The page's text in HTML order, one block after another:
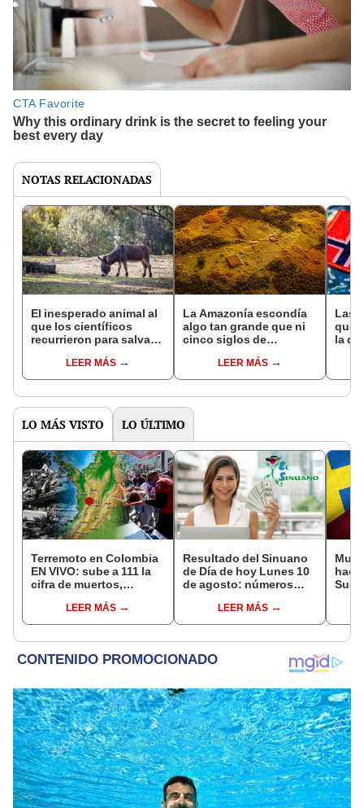
NOTAS RELACIONADAS
El inesperado animal al
que los científicos
recurrieron para salvar
reintroducción de un
asno salvaje está
en un paisaje con más
vida
LEER MÁS
La Amazonía escondía
algo tan grande que ni
cinco siglos de
encontrarlo: el hallazgo
podría cambiar todo lo
pasado
LEER MÁS
Las
que
la de
LO MÁS VISTO LO ÚLTIMO
Terremoto en Colombia
EN VIVO: sube a 111 la
cifra de muertos,
medidas de Abelardo de
la Espriella
LEER MÁS
Resultado del Sinuano
de Día de hoy Lunes 10
de agosto: números
de Colombia
LEER MÁS
hace